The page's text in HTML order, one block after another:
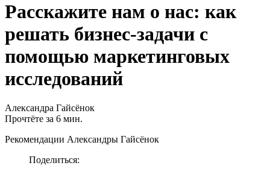
Расскажите нам о нас: как
решать бизнес-задачи с
помощью маркетинговых
исследований
Александра Гайсёнок
Прочтёте за 6 мин.
Рекомендации Александры Гайсёнок
Поделиться: